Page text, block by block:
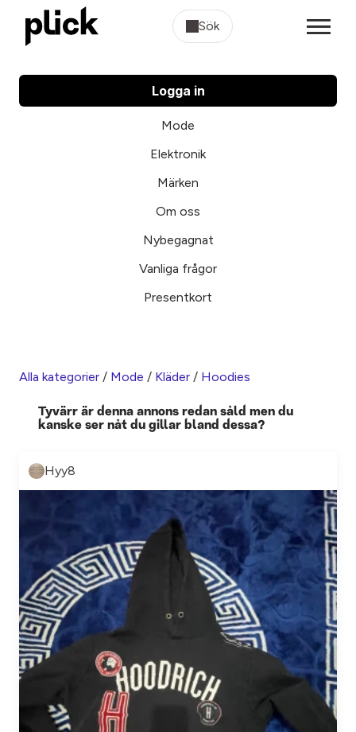
Sök
Logga in
Mode
Elektronik
Märken
Om oss
Nybegagnat
Vanliga frågor
Presentkort
Alla kategorier / Mode / Kläder / Hoodies
Tyvärr är denna annons redan såld men du
kanske ser nåt du gillar bland dessa?
Hyy8